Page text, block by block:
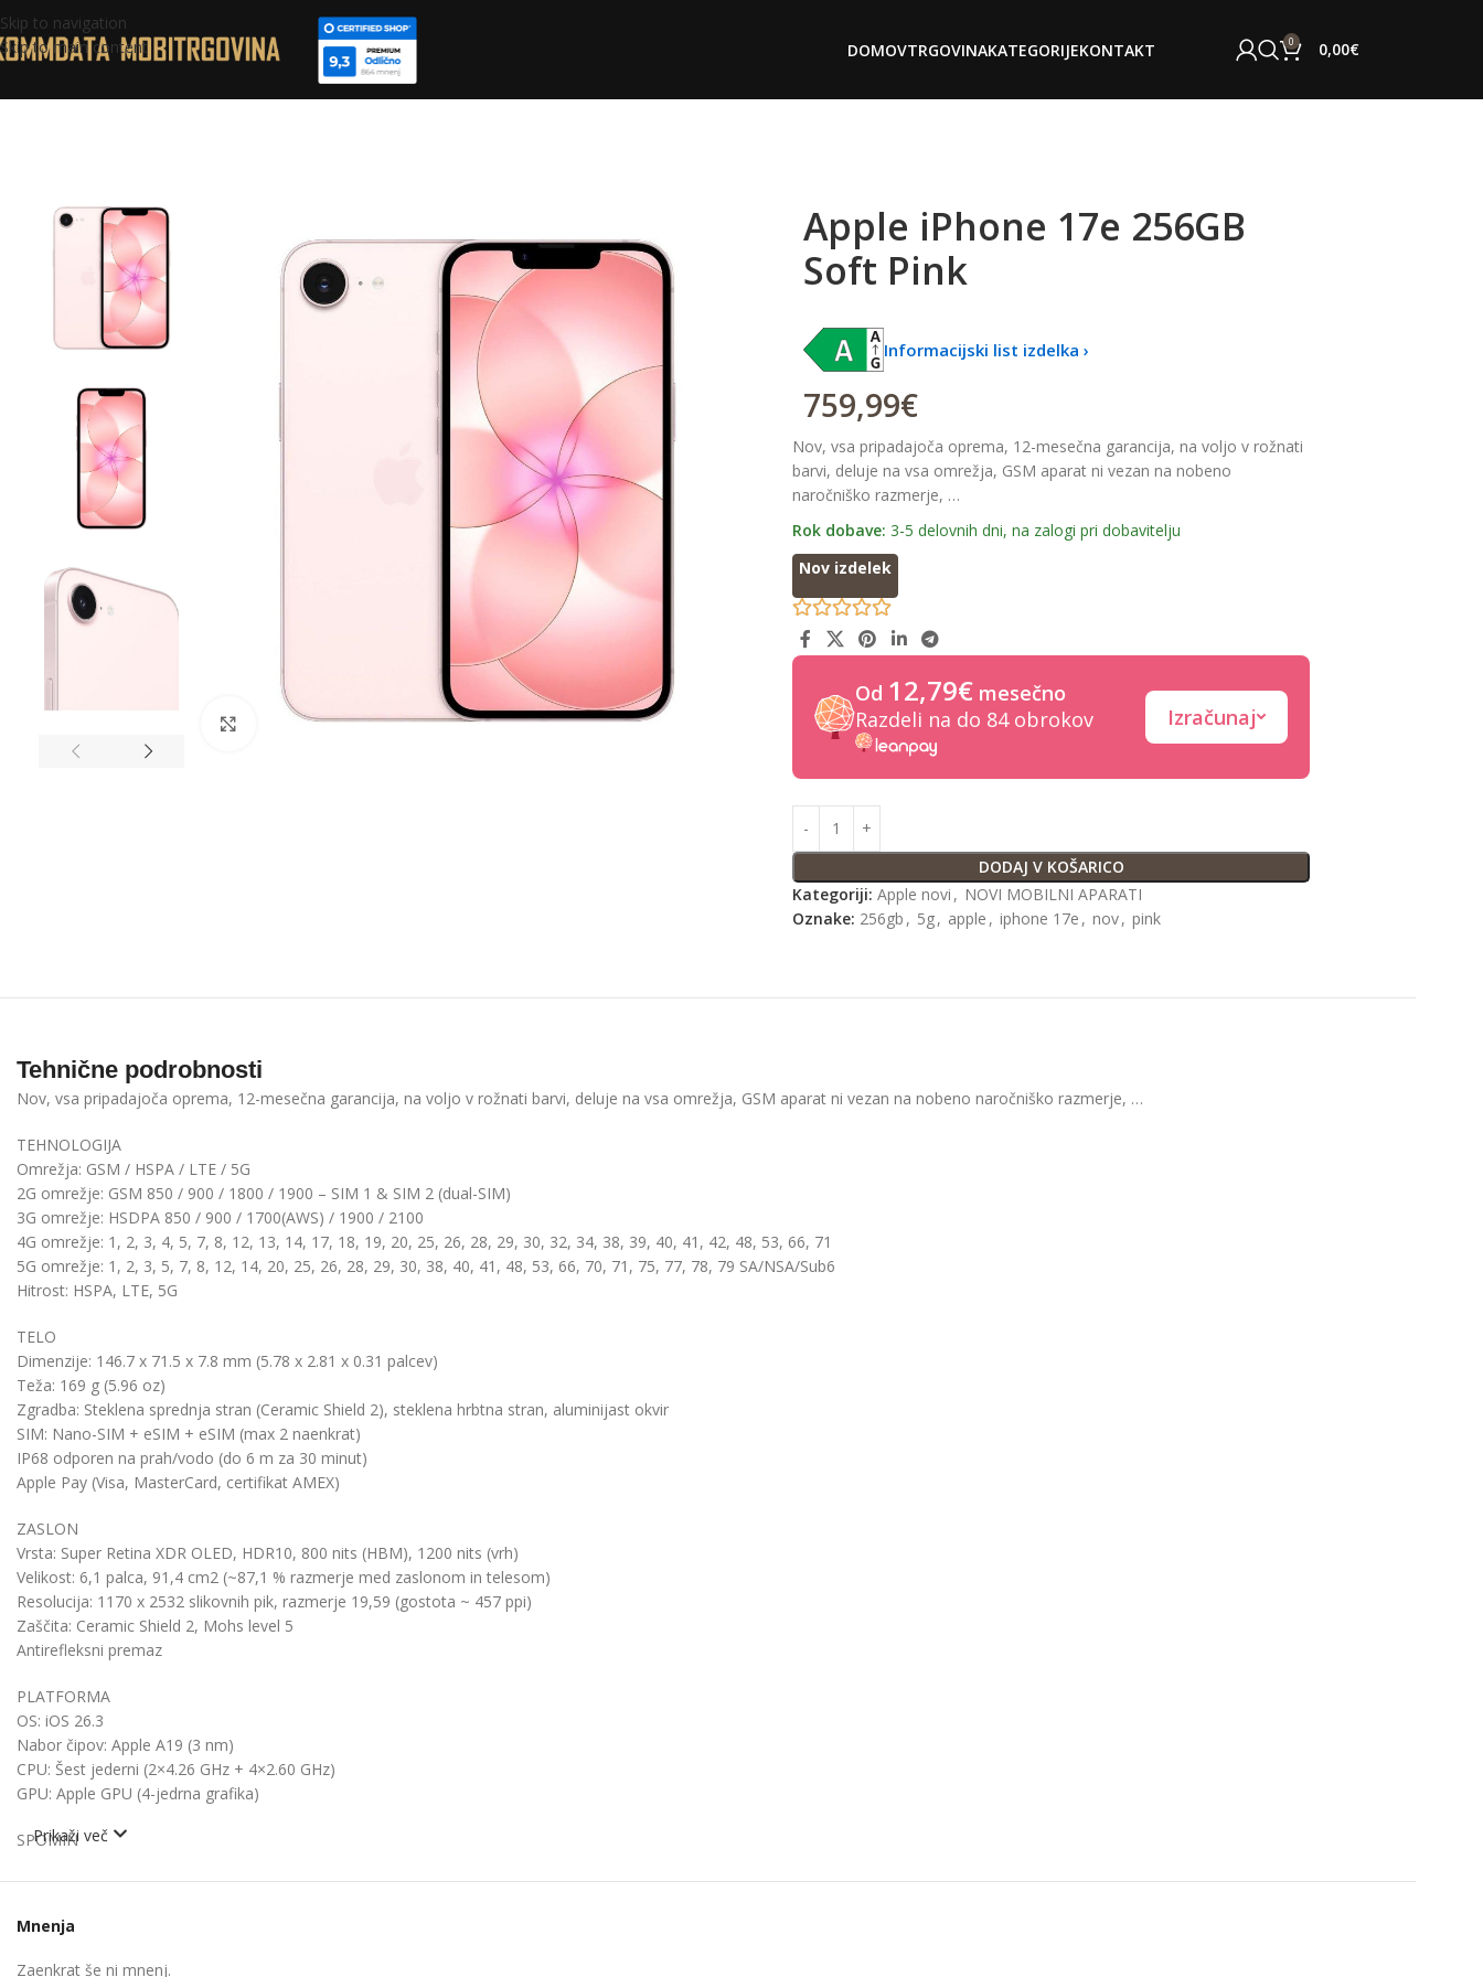
Skip to navigation
Skip to main content
DOMOVTRGOVINAKATEGORIJEKONTAKT 0 0,00€
Click to enlarge
Apple iPhone 17e 256GB
Soft Pink
Informacijski list izdelka ›
759,99€
Nov, vsa pripadajoča oprema, 12-mesečna garancija, na voljo v rožnati
barvi, deluje na vsa omrežja, GSM aparat ni vezan na nobeno
naročniško razmerje, …
Rok dobave: 3-5 delovnih dni, na zalogi pri dobavitelju
Od 12,79€ mesečno
Razdeli na do 84 obrokov
Izračunaj
DODAJ V KOŠARICO
Nov izdelek
Kategoriji: Apple novi , NOVI MOBILNI APARATI
Oznake: 256gb , 5g, apple , iphone 17e , nov, pink
Tehnične podrobnosti
Nov, vsa pripadajoča oprema, 12-mesečna garancija, na voljo v rožnati barvi, deluje na vsa omrežja, GSM aparat ni vezan na nobeno naročniško razmerje, …
TEHNOLOGIJA
Omrežja: GSM / HSPA / LTE / 5G
2G omrežje: GSM 850 / 900 / 1800 / 1900 – SIM 1 & SIM 2 (dual-SIM)
3G omrežje: HSDPA 850 / 900 / 1700(AWS) / 1900 / 2100
4G omrežje: 1, 2, 3, 4, 5, 7, 8, 12, 13, 14, 17, 18, 19, 20, 25, 26, 28, 29, 30, 32, 34, 38, 39, 40, 41, 42, 48, 53, 66, 71
5G omrežje: 1, 2, 3, 5, 7, 8, 12, 14, 20, 25, 26, 28, 29, 30, 38, 40, 41, 48, 53, 66, 70, 71, 75, 77, 78, 79 SA/NSA/Sub6
Hitrost: HSPA, LTE, 5G
TELO
Dimenzije: 146.7 x 71.5 x 7.8 mm (5.78 x 2.81 x 0.31 palcev)
Teža: 169 g (5.96 oz)
Zgradba: Steklena sprednja stran (Ceramic Shield 2), steklena hrbtna stran, aluminijast okvir
SIM: Nano-SIM + eSIM + eSIM (max 2 naenkrat)
IP68 odporen na prah/vodo (do 6 m za 30 minut)
Apple Pay (Visa, MasterCard, certifikat AMEX)
ZASLON
Vrsta: Super Retina XDR OLED, HDR10, 800 nits (HBM), 1200 nits (vrh)
Velikost: 6,1 palca, 91,4 cm2 (~87,1 % razmerje med zaslonom in telesom)
Resolucija: 1170 x 2532 slikovnih pik, razmerje 19,59 (gostota ~ 457 ppi)
Zaščita: Ceramic Shield 2, Mohs level 5
Antirefleksni premaz
PLATFORMA
OS: iOS 26.3
Nabor čipov: Apple A19 (3 nm)
CPU: Šest jederni (2×4.26 GHz + 4×2.60 GHz)
GPU: Apple GPU (4-jedrna grafika)
SPOMIN
Notranji: 256 GB 8 GB RAM-a
Prikaži več
Mnenja
Zaenkrat še ni mnenj.